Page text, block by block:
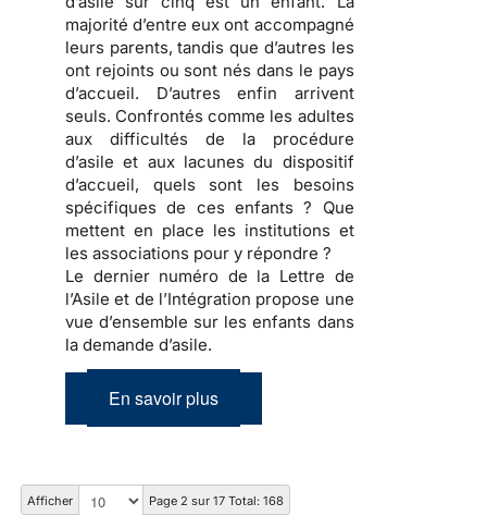
majorité d’entre eux ont accompagné
leurs parents, tandis que d’autres les
ont rejoints ou sont nés dans le pays
d’accueil. D’autres enfin arrivent
seuls. Confrontés comme les adultes
aux difficultés de la procédure
d’asile et aux lacunes du dispositif
d’accueil, quels sont les besoins
spécifiques de ces enfants ? Que
mettent en place les institutions et
les associations pour y répondre ?
Le dernier numéro de la Lettre de
l’Asile et de l’Intégration propose une
vue d’ensemble sur les enfants dans
la demande d’asile.
En savoir plus
Afficher Page 2 sur 17 Total: 168